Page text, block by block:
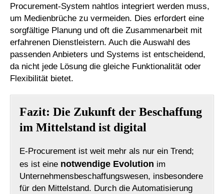
Procurement-System nahtlos integriert werden muss,
um Medienbrüche zu vermeiden. Dies erfordert eine
sorgfältige Planung und oft die Zusammenarbeit mit
erfahrenen Dienstleistern. Auch die Auswahl des
passenden Anbieters und Systems ist entscheidend,
da nicht jede Lösung die gleiche Funktionalität oder
Flexibilität bietet.
Fazit: Die Zukunft der Beschaffung
im Mittelstand ist digital
E-Procurement ist weit mehr als nur ein Trend;
es ist eine notwendige Evolution im
Unternehmensbeschaffungswesen, insbesondere
für den Mittelstand. Durch die Automatisierung